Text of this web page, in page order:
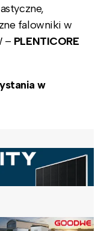
falowniki w
– PLENTICORE
w